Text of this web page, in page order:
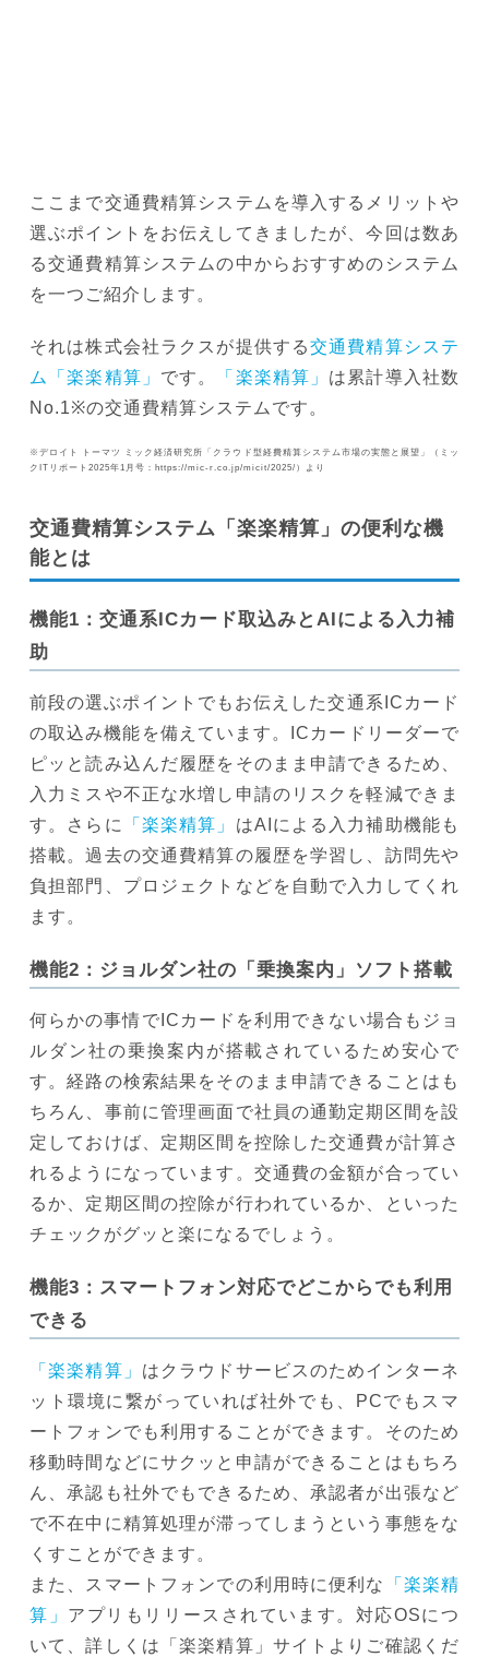
ここまで交通費精算システムを導入するメリットや
選ぶポイントをお伝えしてきましたが、今回は数あ
る交通費精算システムの中からおすすめのシステム
を一つご紹介します。
それは株式会社ラクスが提供する交通費精算システ
ム「楽楽精算」 です。 「楽楽精算」 は累計導入社数
No.1※の交通費精算システムです。
※デロイト トーマツ ミック経済研究所「クラウド型経費精算システム市場の実態と展望」（ミッ
クITリポート2025年1月号：https://mic-r.co.jp/micit/2025/）より
交通費精算システム「楽楽精算」の便利な機
能とは
機能1：交通系ICカード取込みとAIによる入力補
助
前段の選ぶポイントでもお伝えした交通系ICカード
の取込み機能を備えています。ICカードリーダーで
ピッと読み込んだ履歴をそのまま申請できるため、
入力ミスや不正な水増し申請のリスクを軽減できま
す。さらに
「楽楽精算」 はAIによる入力補助機能も
搭載。過去の交通費精算の履歴を学習し、訪問先や
負担部門、プロジェクトなどを自動で入力してくれ
ます。
機能2：ジョルダン社の「乗換案内」ソフト搭載
何らかの事情でICカードを利用できない場合もジョ
ルダン社の乗換案内が搭載されているため安心で
す。経路の検索結果をそのまま申請できることはも
ちろん、事前に管理画面で社員の通勤定期区間を設
定しておけば、定期区間を控除した交通費が計算さ
れるようになっています。交通費の金額が合ってい
るか、定期区間の控除が行われているか、といった
チェックがグッと楽になるでしょう。
機能3：スマートフォン対応でどこからでも利用
できる
「楽楽精算」 はクラウドサービスのためインターネ
ット環境に繋がっていれば社外でも、PCでもスマ
ートフォンでも利用することができます。そのため
移動時間などにサクッと申請ができることはもちろ
ん、承認も社外でもできるため、承認者が出張など
で不在中に精算処理が滞ってしまうという事態をな
くすことができます。
また、スマートフォンでの利用時に便利な
「楽楽精
算」 アプリもリリースされています。対応OSにつ
いて、詳しくは「楽楽精算」サイトよりご確認くだ